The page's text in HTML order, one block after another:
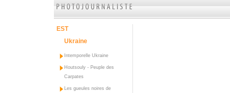
EST
Ukraine
Intemporelle Ukraine
Houtsouly - Peuple des
Carpates
Les gueules noires de